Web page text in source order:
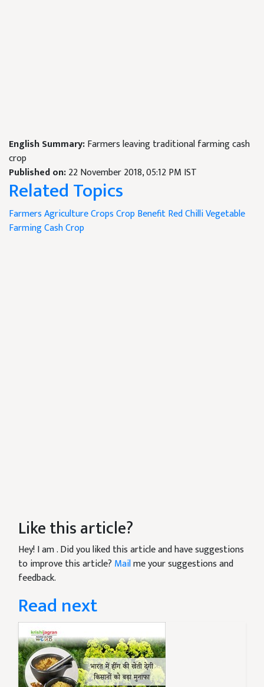
English Summary:Farmers leaving traditional farming cash
crop
Published on:22 November 2018, 05:12 PM IST
Related Topics
FarmersAgriculture CropsCrop BenefitRed ChilliVegetable
FarmingCash Crop
Like this article?
Hey! I am. Did you liked this article and have suggestions
to improve this article? Mailme your suggestions and
feedback.
Read next